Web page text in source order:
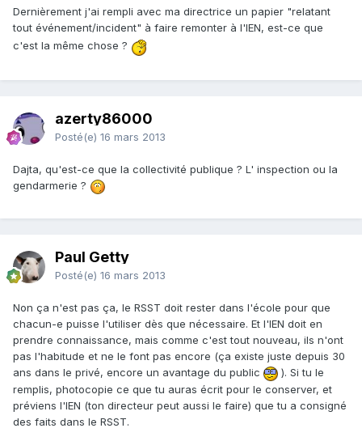
Dernièrement j'ai rempli avec ma directrice un papier "relatant
tout événement/incident" à faire remonter à l'IEN, est-ce que
c'est la même chose ?
azerty86000
Posté(e) 16 mars 2013
Dajta, qu'est-ce que la collectivité publique ? L' inspection ou la
gendarmerie ?
Paul Getty
Posté(e) 16 mars 2013
Non ça n'est pas ça, le RSST doit rester dans l'école pour que
chacun-e puisse l'utiliser dès que nécessaire. Et l'IEN doit en
prendre connaissance, mais comme c'est tout nouveau, ils n'ont
pas l'habitude et ne le font pas encore (ça existe juste depuis 30
ans dans le privé, encore un avantage du public
). Si tu le
remplis, photocopie ce que tu auras écrit pour le conserver, et
préviens l'IEN (ton directeur peut aussi le faire) que tu a consigné
des faits dans le RSST.